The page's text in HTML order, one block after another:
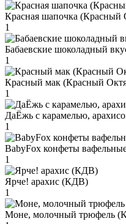
Красная шапочка (Красный
1
Бабаевские шоколадный
1
Красный мак (Красный
1
ДаЁжь с карамелью,
1
BabyFox конфеты
1
Ярче! арахис (КДВ)
1
Моне, молочный трюфель